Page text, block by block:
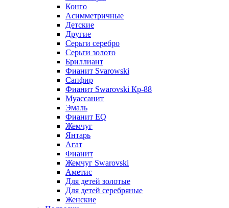
Конго
Асимметричные
Детские
Другие
Серьги серебро
Серьги золото
Бриллиант
Фианит Svarowski
Сапфир
Фианит Swarovski Кр-88
Муассанит
Эмаль
Фианит EQ
Жемчуг
Янтарь
Агат
Фианит
Жемчуг Swarovski
Аметис
Для детей золотые
Для детей серебряные
Женские